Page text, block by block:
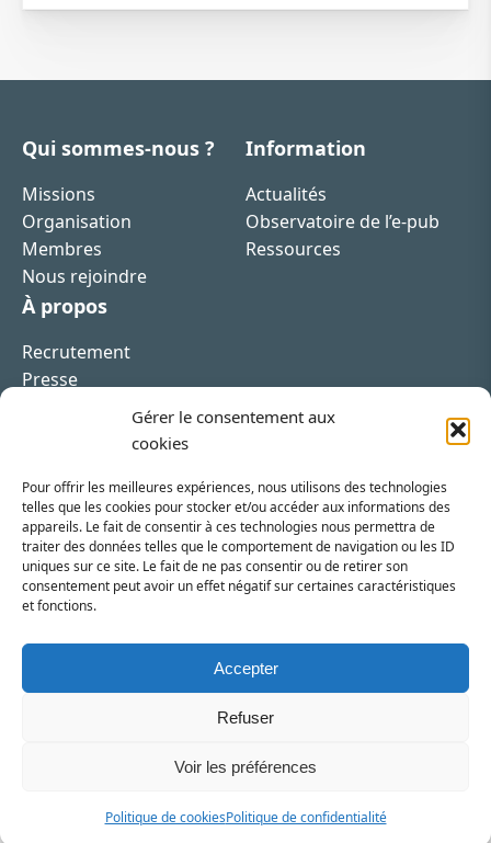
Gérer le consentement aux
cookies
Pour offrir les meilleures expériences, nous utilisons des technologies
telles que les cookies pour stocker et/ou accéder aux informations des
appareils. Le fait de consentir à ces technologies nous permettra de
traiter des données telles que le comportement de navigation ou les ID
uniques sur ce site. Le fait de ne pas consentir ou de retirer son
consentement peut avoir un effet négatif sur certaines caractéristiques
et fonctions.
Accepter
Refuser
Voir les préférences
Politique de cookiesPolitique de confidentialité
Qui sommes-nous ?
Missions
Organisation
Membres
Nous rejoindre
Information
Actualités
Observatoire de l’e-pub
Ressources
À propos
Recrutement
Presse
Inscrivez-vous à la newsletter
Vous recevrez régulièrement les dernières actualités
du SRI.
William Abisror